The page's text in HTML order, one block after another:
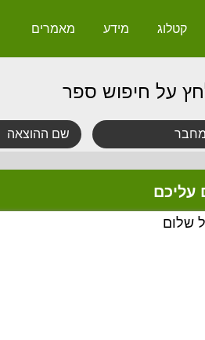
קטלוג מידע מאמרים
על חיפוש ספר
עליכם
שלום